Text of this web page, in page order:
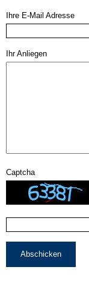
Ihre E-Mail Adresse
Ihr Anliegen
Captcha
Abschicken